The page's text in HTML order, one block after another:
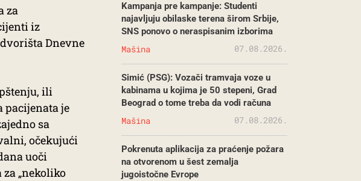
za
iz
Dnevne
ili
pacijenata je
sa
očekujući
uoči
„nekoliko
Kampanja pre kampanje: Studenti
najavljuju obilaske terena širom Srbije,
SNS ponovo o neraspisanim izborima
Mašina 07.08.2026.
Simić (PSG): Vozači tramvaja voze u
kabinama u kojima je 50 stepeni, Grad
Beograd o tome treba da vodi računa
Mašina 07.08.2026.
Pokrenuta aplikacija za praćenje požara
na otvorenom u šest zemalja
jugoistočne Evrope